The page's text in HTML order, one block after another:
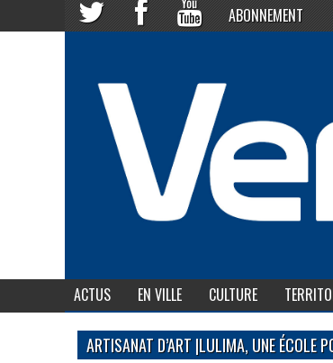
ABONNEMENT
ACTUS EN VILLE CULTURE
ARTISANAT D’ART |LULIMA, UNE ÉCOLE